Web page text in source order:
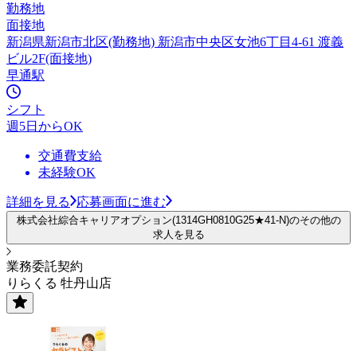
勤務地
面接地
新潟県新潟市北区(勤務地) 新潟市中央区女池6丁目4-61 渡義
ビル2F(面接地)
早通駅
シフト
週5日からOK
交通費支給
未経験OK
詳細を見る 応募画面に進む
株式会社綜合キャリアオプション(1314GH0810G25★41-N)のその他の
求人を見る
業務委託契約
りらくる 牡丹山店